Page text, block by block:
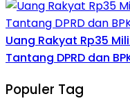
Uang Rakyat Rp35
Tantang DPRD dan
Populer Tag